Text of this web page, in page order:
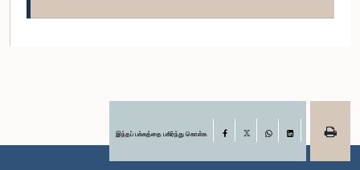
இந்தப் பக்கத்தை பகிர்ந்து கொள்க Facebook
LinkedIn